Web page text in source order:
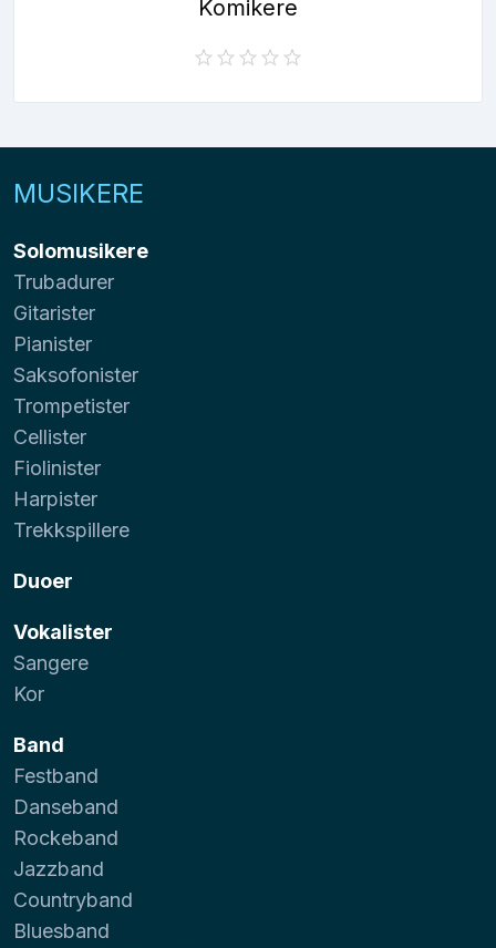
Komikere
MUSIKERE
Solomusikere
Trubadurer
Gitarister
Pianister
Saksofonister
Trompetister
Cellister
Fiolinister
Harpister
Trekkspillere
Duoer
Vokalister
Sangere
Kor
Band
Festband
Danseband
Rockeband
Jazzband
Countryband
Bluesband